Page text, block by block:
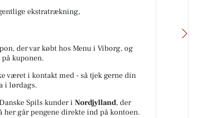
ekstratrækning,
der var købt hos Menu i Viborg, og
kuponen.
været i kontakt med - så tjek gerne din
i lørdags.
Spils kunder i Nordjylland, der
går pengene direkte ind på kontoen.
BILUDLEJNING Lej en lille
personbil for 3.000 kr. om mdr.